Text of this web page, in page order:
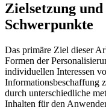
Zielsetzung
Schwerpunkte
Das primäre Ziel dieser
Formen der
individuellen Interessen
Informationsbeschaffung
durch unterschiedliche
Inhalten für den